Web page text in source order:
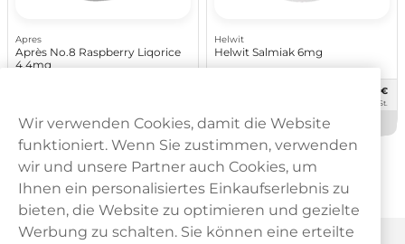
Apres
Après No.8 Raspberry Liqorice
4,4mg
Nicht auf Lager
Helwit
Helwit Salmiak 6mg
€
6,36 €/St.
Nicht auf Lager
Zeigt28von 28Produkten
Lakritz
Wir verwenden Cookies, damit die Website
funktioniert. Wenn Sie zustimmen, verwenden
wir und unsere Partner auch Cookies, um
Ihnen ein personalisiertes Einkaufserlebnis zu
bieten, die Website zu optimieren und gezielte
Werbung zu schalten. Sie können eine erteilte